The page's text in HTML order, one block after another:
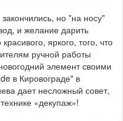
но "на носу"
и желание дарить
яркого, того, что
ручной работы
элемент своими
в Кировограде" в
дает несложный совет,
«декупаж»!